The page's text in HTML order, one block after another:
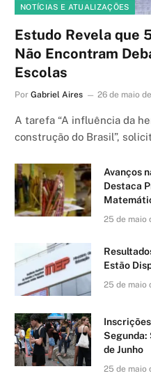
NOTÍCIAS E ATUALIZAÇÕES
Estudo Revela que
Não Encontram
Escolas
Por Gabriel Aires 26 de maio
A tarefa “A influência da
construção do Brasil”,
Avanços
Destaca
25 de maio
Estão
25 de maio
Segunda:
de Junho
25 de maio